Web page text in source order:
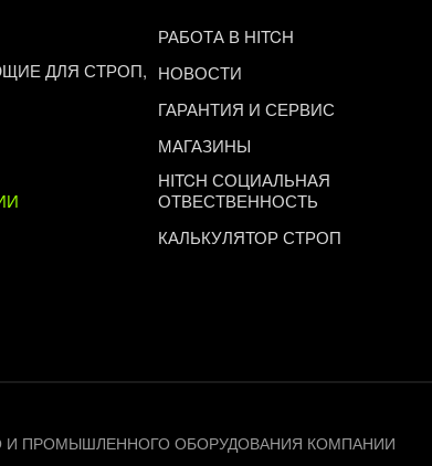
ДЛЯ СТРОП,
РАБОТА В HITCH
НОВОСТИ
ГАРАНТИЯ И СЕРВИС
МАГАЗИНЫ
HITCH СОЦИАЛЬНАЯ
ОТВЕСТВЕННОСТЬ
КАЛЬКУЛЯТОР СТРОП
И ПРОМЫШЛЕННОГО ОБОРУДОВАНИЯ КОМПАНИИ